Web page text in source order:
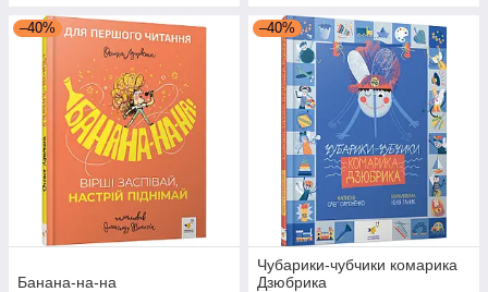
–40%
Банана-на-на
–40%
Чубарики-чубчики комарика
Дзюбрика